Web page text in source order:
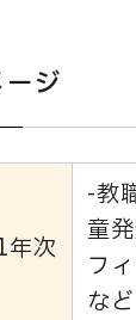
ジ
年次
-教
童
フ
など